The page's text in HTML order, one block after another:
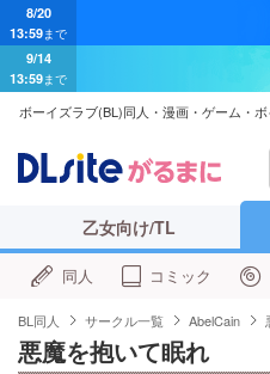
8/20
13:59まで
9/14
13:59まで
ボーイズラブ(BL)同人・漫画・ゲーム・
乙女向け/TL
同人 コミック
BL同人 サークル一覧 AbelCain
悪魔を抱いて眠れ